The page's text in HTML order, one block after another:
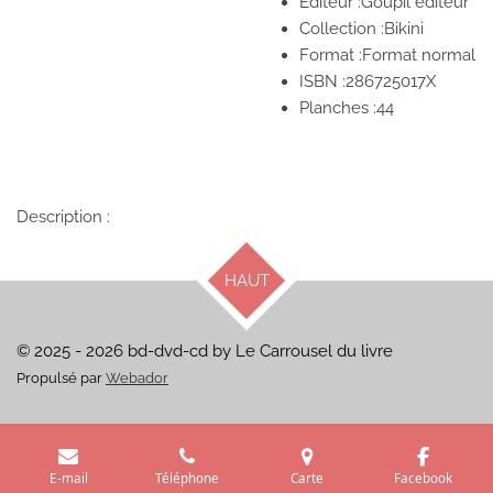
Collection :Bikini
Format :Format normal
ISBN :286725017X
Planches :44
Description :
HAUT
© 2025 - 2026 bd-dvd-cd by Le Carrousel du livre
Propulsé par Webador
E-mail Téléphone Carte Facebook